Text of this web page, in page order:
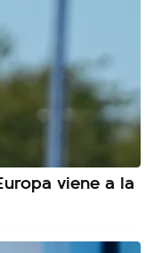
viene a la